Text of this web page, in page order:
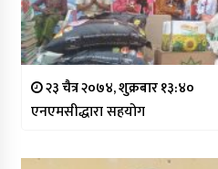
२३ चैत्र २०७४, शुक्रबार १३:४०
एनएमसीद्धारा सहयोग